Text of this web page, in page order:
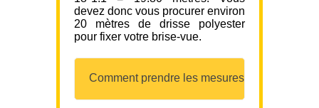
devez donc vous procurer environ
20 mètres de drisse polyester
pour fixer votre brise-vue.
Comment prendre les mesures